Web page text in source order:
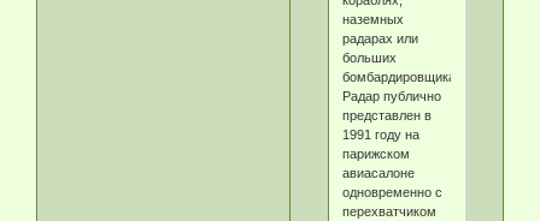
наземных
радарах или
больших
бомбардировщиках).
Радар публично
представлен в
1991 году на
парижском
авиасалоне
одновременно с
перехватчиком